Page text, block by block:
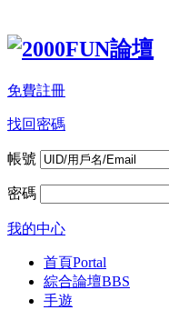
免費註冊
找回密碼
帳號
密碼
我的中心
首頁Portal
綜合論壇BBS
手遊